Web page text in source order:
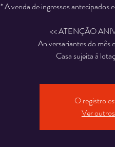
* A venda de ingressos antecipados
<< ATENÇÃO
Aniversariantes do mês
Casa sujeita à
O registro
Ver